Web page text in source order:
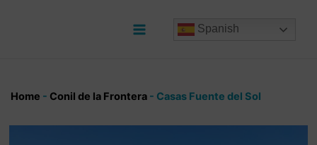
Spanish
Home - Conil de la Frontera- Casas Fuente del Sol